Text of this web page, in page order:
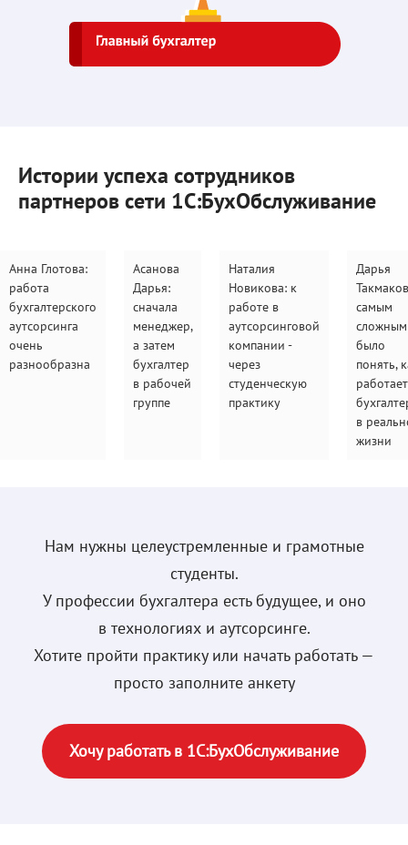
Истории успеха сотрудников
партнеров сети 1С:БухОбслуживание
Анна Глотова:
работа
бухгалтерского
аутсорсинга
очень
разнообразна
Асанова
Дарья:
сначала
менеджер,
а затем
бухгалтер
в рабочей
группе
Наталия
Новикова: к
работе в
аутсорсинговой
компании -
через
студенческую
практику
Дарья
самым
сложным
было
понять,
работает
в
жизни
Нам нужны целеустремленные и грамотные
студенты.
У профессии бухгалтера есть будущее, и оно
в технологиях и аутсорсинге.
Хотите пройти практику или начать работать —
просто заполните анкету
Хочу работать в 1С:БухОбслуживание